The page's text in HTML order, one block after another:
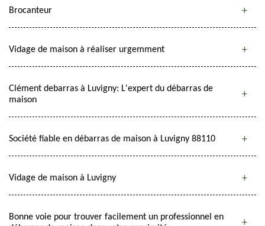
Brocanteur
Vidage de maison à réaliser urgemment
Clément debarras à Luvigny: L'expert du débarras de
maison
Société fiable en débarras de maison à Luvigny 88110
Vidage de maison à Luvigny
Bonne voie pour trouver facilement un professionnel en